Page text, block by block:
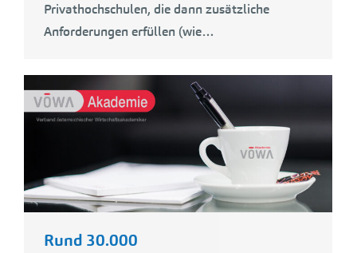
Privathochschulen, die dann zusätzliche
Anforderungen erfüllen (wie…
Rund 30.000